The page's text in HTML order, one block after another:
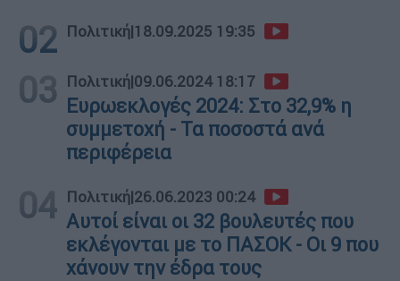
02 Πολιτική|18.09.2025 19:35
03 Πολιτική|09.06.2024 18:17
Ευρωεκλογές 2024: Στο 32,9% η
συμμετοχή - Τα ποσοστά ανά
περιφέρεια
04 Πολιτική|26.06.2023 00:24
Αυτοί είναι οι 32 βουλευτές που
εκλέγονται με το ΠΑΣΟΚ - Οι 9 που
χάνουν την έδρα τους